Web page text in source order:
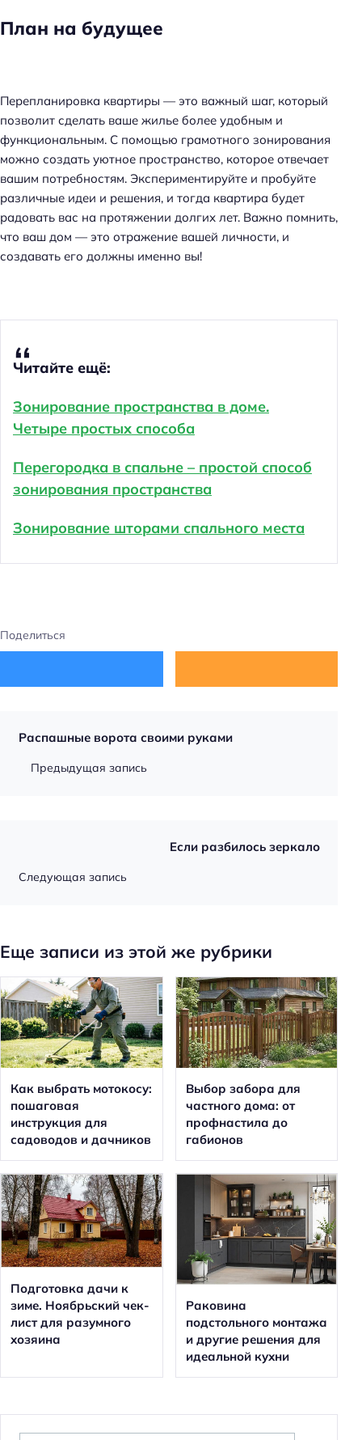
План на будущее
Перепланировка квартиры — это важный шаг, который
позволит сделать ваше жилье более удобным и
функциональным. С помощью грамотного зонирования
можно создать уютное пространство, которое отвечает
вашим потребностям. Экспериментируйте и пробуйте
различные идеи и решения, и тогда квартира будет
радовать вас на протяжении долгих лет. Важно помнить,
что ваш дом — это отражение вашей личности, и
создавать его должны именно вы!
Читайте ещё:
Зонирование пространства в доме.
Четыре простых способа
Перегородка в спальне – простой способ
зонирования пространства
Зонирование шторами спального места
Поделиться
Распашные ворота своими руками
Предыдущая запись
Если разбилось зеркало
Следующая запись
Еще записи из этой же рубрики
Как выбрать мотокосу:
пошаговая
инструкция для
садоводов и дачников
Выбор забора для
частного дома: от
профнастила до
габионов
Подготовка дачи к
зиме. Ноябрьский чек-
лист для разумного
хозяина
Раковина
подстольного монтажа
и другие решения для
идеальной кухни